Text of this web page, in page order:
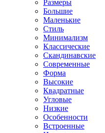
Размеры
Большие
Маленькие
Стиль
Минимализм
Классические
Скандинавские
Современные
Форма
Высокие
Квадратные
Угловые
Низкие
Особенности
Встроенные